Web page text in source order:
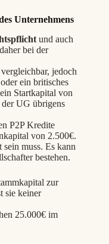
Unternehmens
und auch
bei der
jedoch
ein britisches
Startkapital von
UG übrigens
P2P Kredite
von 2.500€.
muss. Es kann
bestehen.
zur
sie keiner
25.000€ im